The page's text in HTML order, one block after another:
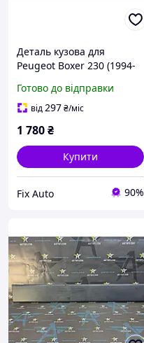
Деталь кузова для
Peugeot Boxer 230 (1994-
Оцинкована сталь 1.2 mm
Готово до відправки
від297₴/міс
1 780₴
Купити
Fix Auto 90%